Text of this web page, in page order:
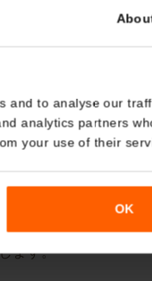
and to analyse
and analytics
from your use of
するには、キャリ